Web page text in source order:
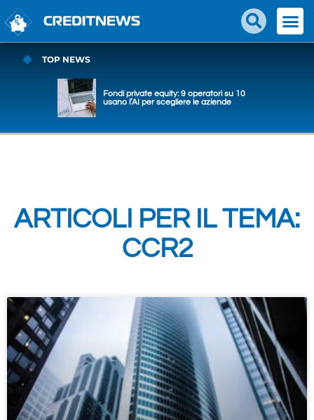
TOP NEWS
Fondi private equity: 9 operatori su 10
usano l’AI per scegliere le aziende
ARTICOLI PER IL TEMA:
CCR2